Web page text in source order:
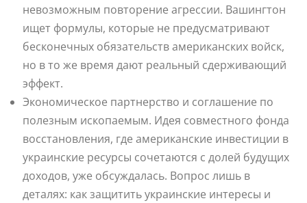
невозможным повторение агрессии. Вашингтон
ищет формулы, которые не предусматривают
бесконечных обязательств американских войск,
но в то же время дают реальный сдерживающий
эффект.
Экономическое партнерство и соглашение по
полезным ископаемым. Идея совместного фонда
восстановления, где американские инвестиции в
украинские ресурсы сочетаются с долей будущих
доходов, уже обсуждалась. Вопрос лишь в
деталях: как защитить украинские интересы и